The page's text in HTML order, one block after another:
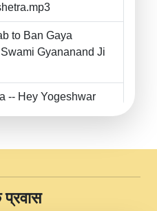
to Ban Gaya
Gyananand Ji
-- Hey Yogeshwar
Maharaj.mp3
BULAVE by Rasik
प्रवास